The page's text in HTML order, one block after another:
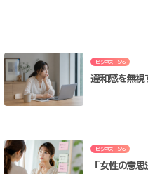
ビジネス・SNS
違和感を無視
ビジネス・SNS
「女性の意